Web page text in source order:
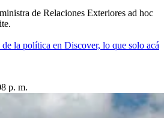
de Relaciones Exteriores ad hoc
la política en Discover, lo que solo acá
p. m.